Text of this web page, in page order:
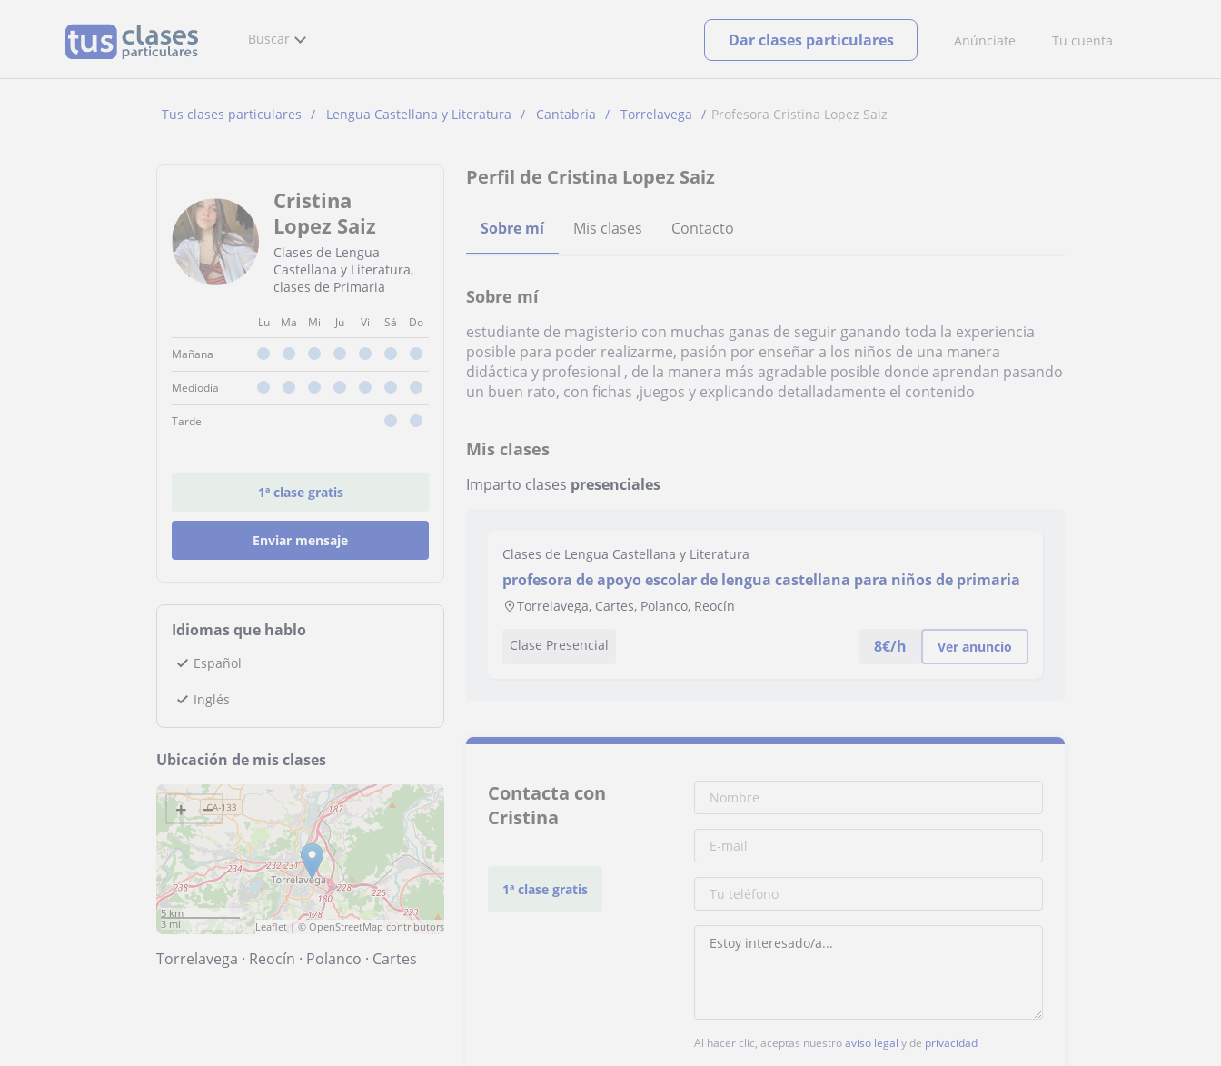
Buscar Anúnciate Tu cuenta
Dar clases particulares
Tus clases particulares Lengua Castellana y Literatura Cantabria Torrelavega Profesora Cristina Lopez Saiz
Cristina
Lopez Saiz
Clases de Lengua
Castellana y Literatura,
clases de Primaria
Lu Ma Mi Ju Vi Sá Do
Mañana
Mediodía
Tarde
1ª clase gratis
Enviar mensaje
Idiomas que hablo
Español
Inglés
Ubicación de mis clases
+ −
5 km
3 mi
Leaflet| ©OpenStreetMap contributors
Torrelavega · Reocín · Polanco · Cartes
Perfil de Cristina Lopez Saiz
Sobre mí Mis clases Contacto
Sobre mí
estudiante de magisterio con muchas ganas de seguir ganando toda la experiencia
posible para poder realizarme, pasión por enseñar a los niños de una manera
didáctica y profesional , de la manera más agradable posible donde aprendan pasando
un buen rato, con fichas ,juegos y explicando detalladamente el contenido
Mis clases
Imparto clases presenciales
Clases de Lengua Castellana y Literatura
profesora de apoyo escolar de lengua castellana para niños de primaria
Torrelavega, Cartes, Polanco, Reocín
Clase Presencial 8€/h Ver anuncio
Contacta con
Cristina
1ª clase gratis
Al hacer clic, aceptas nuestroaviso legal y de privacidad